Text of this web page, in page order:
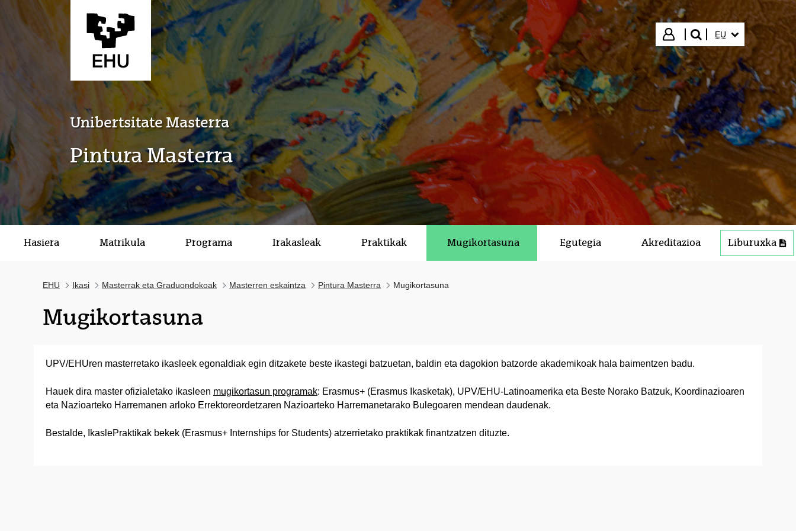
Eduki nagusira joan
Hasi saioa
bilatu"
HIZKUNTZA
EU
Unibertsitate Masterra
Pintura Masterra
Hasiera Matrikula Programa Irakasleak Praktikak Mugikortasuna Egutegia Akreditazioa Liburuxka
EHU Ikasi Masterrak eta Graduondokoak Masterren eskaintza Pintura Masterra Mugikortasuna
Mugikortasuna
UPV/EHUren masterretako ikasleek egonaldiak egin ditzakete beste ikastegi batzuetan, baldin eta dagokion batzorde akademikoak hala baimentzen badu.
Hauek dira master ofizialetako ikasleen mugikortasun programak: Erasmus+ (Erasmus Ikasketak), UPV/EHU-Latinoamerika eta Beste Norako Batzuk, Koordinazioaren
eta Nazioarteko Harremanen arloko Errektoreordetzaren Nazioarteko Harremanetarako Bulegoaren mendean daudenak.
Bestalde, IkaslePraktikak bekek (Erasmus+ Internships for Students) atzerrietako praktikak finantzatzen dituzte.